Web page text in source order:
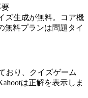
ズ生成が無料。コア機
無料プランは問題タイ
おり、クイズゲーム
は正解を表示しま